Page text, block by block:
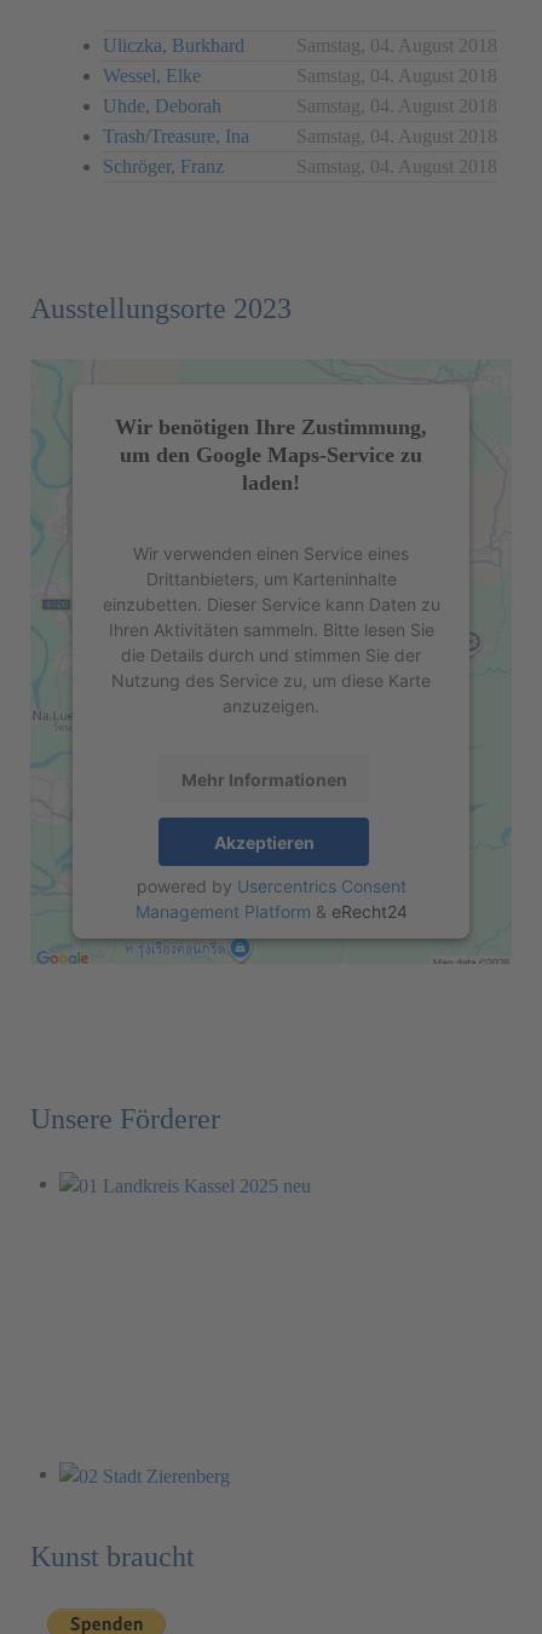
Uliczka, Burkhard
Samstag, 04. August 2018
Wessel, Elke
Samstag, 04. August 2018
Uhde, Deborah
Samstag, 04. August 2018
Trash/Treasure, Ina
Samstag, 04. August 2018
Schröger, Franz
Samstag, 04. August 2018
Ausstellungsorte 2023
Wir benötigen Ihre Zustimmung,
um den Google Maps-Service zu
laden!
Wir verwenden einen Service eines
Drittanbieters, um Karteninhalte
einzubetten. Dieser Service kann Daten zu
Ihren Aktivitäten sammeln. Bitte lesen Sie
die Details durch und stimmen Sie der
Nutzung des Service zu, um diese Karte
anzuzeigen.
Mehr Informationen
Akzeptieren
powered by Usercentrics Consent
Management Platform & eRecht24
Unsere Förderer
Kunst braucht